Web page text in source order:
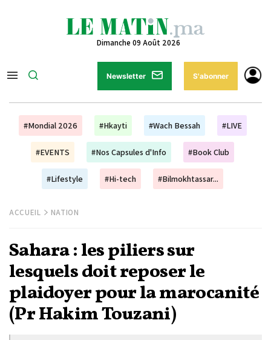
Dimanche 09 Août 2026
Newsletter S'abonner
#Mondial 2026 #Hkayti #Wach Bessah #LIVE
#EVENTS #Nos Capsules d'Info #Book Club
#Lifestyle #Hi-tech #Bilmokhtassar...
ACCUEIL NATION
Sahara : les piliers sur
lesquels doit reposer le
plaidoyer pour la marocanité
(Pr Hakim Touzani)